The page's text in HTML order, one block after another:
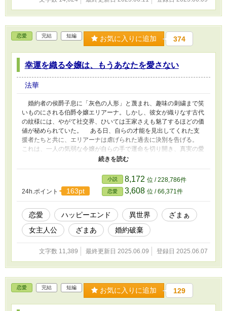
恋愛 完結 短編 お気に入りに追加 374
幸運を織る令嬢は、もうあなたを愛さない
法華
婚約者の侯爵子息に「灰色の人形」と蔑まれ、趣味の刺繍まで笑
いものにされる伯爵令嬢エリアーナ。しかし、彼女が織りなす古代
の紋様には、やがて社交界、ひいては王家さえも魅了するほどの価
値が秘められていた。 ある日、自らの才能を見出してくれた支
援者たちと共に、エリアーナは虐げられた過去に決別を告げる。
これは、一人の気弱な令嬢が自らの手で運命を切り開き、真実の愛
と幸せを掴むまでの逆転の物語。彼女が「幸運を織る令嬢」として
輝く時、彼女を見下した者たちは、自らの愚かさに打ちひしがれる
24h.ポイント 163pt
小説 8,172 位 / 228,786件
恋愛 3,608 位 / 66,371件
恋愛 ハッピーエンド 異世界
ざまぁ
女主人公
ざまあ 婚約破棄
文字数 11,389 最終更新日 2025.06.09 登録日 2025.06.07
恋愛 完結 短編 お気に入りに追加 129